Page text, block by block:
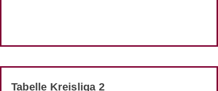
Tabelle Kreisliga 2